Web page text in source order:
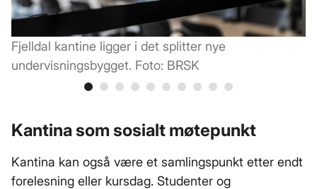
Fjelldal kantine ligger i det splitter nye
undervisningsbygget. Foto: BRSK
Kantina som sosialt møtepunkt
Kantina kan også være et samlingspunkt etter endt
forelesning eller kursdag. Studenter og